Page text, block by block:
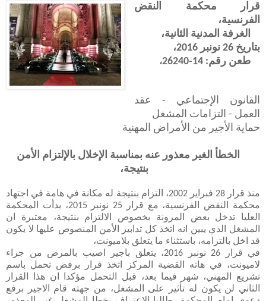
قرار محكمة النقض
الفرنسية،
الغرفة المدنية الثانية،
بتاريخ 26 نونبر 2016،
طعن رقم: 14-26240 ،
القانون الإجتماعي -
عقد
العمل - التزامات المشغل
حماية الأجير من الأمراض المهنية
الخطأ الغير معذور عنه بمناسبة الإخلال بالإلتزام الأمن
بنتيجة،
منذ قرار 28 فبراير 2002، التزام بنتيجة له مكانة في هامة في اجتهاد
محكمة النقض الفرنسية، مع قرار 25 نونبر 2015، بدأت المحكمة
العليا تدخل بعض المرونة بخصوص الالتزام بنتيجة، معتبرة ان
المشغل الذي يبين انه اتخذ كل تدابير الأمن المنصوص عليها لا يكون
قد اخل بالتزامه، باستثناء ما يتعلق بلاميونت،
في قرار 26 نونبر 2016، يتعلق باجير اصيب بالمرض من جراء
لاميونت، في هاته القضية المركز اتخذ قرار برفض تحمل باسم
تشريع المهني، شهر فيما بعد، قبل التحمل مؤكدا ان هذا القرار
الثاني لن يكون له تأثير على المشغل، من جهته قام الاجير برفع